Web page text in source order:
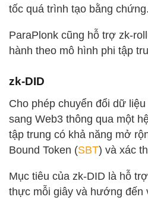
tốc quá trình tạo bằng chứng.
ParaPlonk cũng hỗ trợ zk-
hành theo mô hình phi tập
zk-DID
Cho phép chuyển đổi dữ
sang Web3 thông qua một
tập trung có khả năng mở
Bound Token (SBT) và xác
Mục tiêu của zk-DID là hỗ
thực mỗi giây và hướng đến